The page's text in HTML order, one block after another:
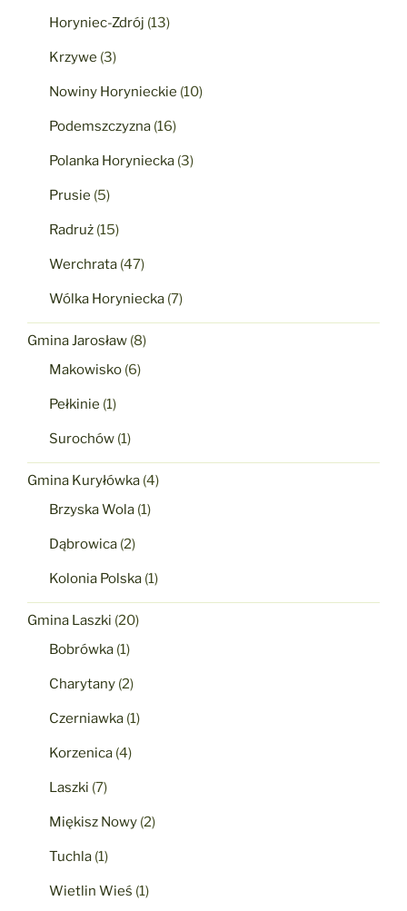
Horyniec-Zdrój (13)
Krzywe (3)
Nowiny Horynieckie (10)
Podemszczyzna (16)
Polanka Horyniecka (3)
Prusie (5)
Radruż (15)
Werchrata (47)
Wólka Horyniecka (7)
Gmina Jarosław (8)
Makowisko (6)
Pełkinie (1)
Surochów (1)
Gmina Kuryłówka (4)
Brzyska Wola (1)
Dąbrowica (2)
Kolonia Polska (1)
Gmina Laszki (20)
Bobrówka (1)
Charytany (2)
Czerniawka (1)
Korzenica (4)
Laszki (7)
Miękisz Nowy (2)
Tuchla (1)
Wietlin Wieś (1)